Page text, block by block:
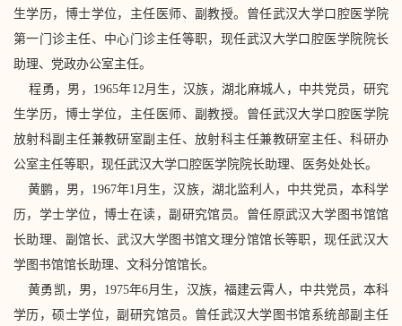
生学历，博士学位，主任医师、副教授。曾任武汉大学口腔医学院
第一门诊主任、中心门诊主任等职，现任武汉大学口腔医学院院长
助理、党政办公室主任。
程勇，男，1965年12月生，汉族，湖北麻城人，中共党员，研究
生学历，博士学位，主任医师、副教授。曾任武汉大学口腔医学院
放射科副主任兼教研室副主任、放射科主任兼教研室主任、科研办
公室主任等职，现任武汉大学口腔医学院院长助理、医务处处长。
黄鹏，男，1967年1月生，汉族，湖北监利人，中共党员，本科学
历，学士学位，博士在读，副研究馆员。曾任原武汉大学图书馆馆
长助理、副馆长、武汉大学图书馆文理分馆馆长等职，现任武汉大
学图书馆馆长助理、文科分馆馆长。
黄勇凯，男，1975年6月生，汉族，福建云霄人，中共党员，本科
学历，硕士学位，副研究馆员。曾任武汉大学图书馆系统部副主任